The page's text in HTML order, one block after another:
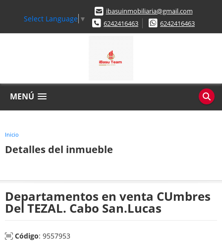
Select Language ▼
ibasuinmobiliaria@gmail.com
6242416463
6242416463
MENÚ
Inicio
Detalles del inmueble
Departamentos en venta CUmbres
Del TEZAL. Cabo San.Lucas
Código: 9557953